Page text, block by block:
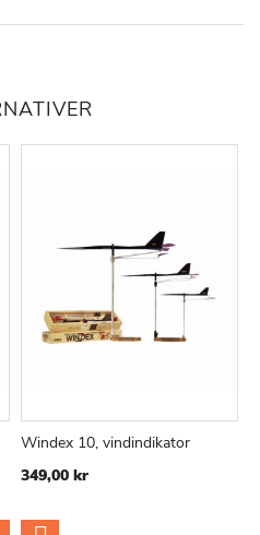
Windex 10, vindindikator
349,00 kr